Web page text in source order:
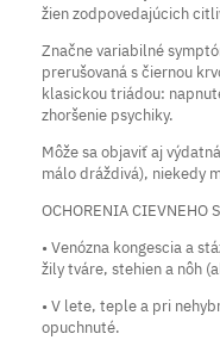
žien zodpovedajúcich
Značne variabilné
prerušovaná s čiernou
klasickou triádou:
zhoršenie psychiky.
Môže sa objaviť aj
málo dráždivá), niekedy
OCHORENIA CIEVNEHO
• Venózna kongescia a
žily tváre, stehien a nôh
• V lete, teple a pri
opuchnuté.